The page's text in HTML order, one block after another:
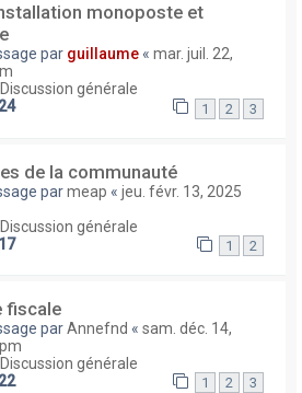
monoposte et
par guillaume « mar. juil. 22,
Discussion générale
24 1 2 3
de la communauté
parmeap « jeu. févr. 13, 2025
Discussion générale
17 1 2
fiscale
parAnnefnd « sam. déc. 14,
Discussion générale
22 1 2 3